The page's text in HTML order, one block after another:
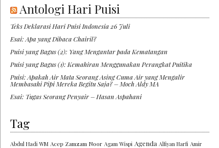
Antologi Hari Puisi
Teks Deklarasi Hari Puisi Indonesia 26 Juli
Esai: Apa yang Dibaca Chairil?
Puisi yang Bagus (2): Yang Mengantar pada Kematangan
Puisi yang Bagus (1): Kemahiran Menggunakan Perangkat Puitika
Puisi: Apakah Air Mata Seorang Asing Cuma Air yang Mengalir
Membasahi Pipi Mereka Begitu Saja? – Moch Aldy MA
Esai: Tugas Seorang Penyair – Hasan Aspahani
Tag
Abdul Hadi WM Acep Zamzam Noor Agam Wispi Agenda Alfiyan Harfi Amir